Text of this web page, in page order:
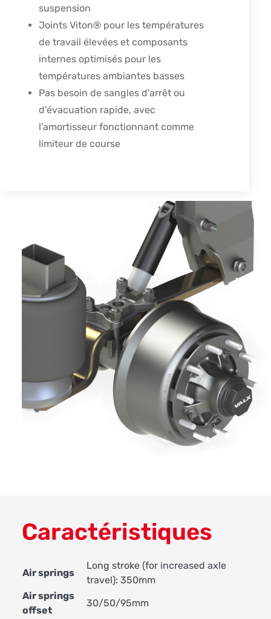
suspension
Joints Viton® pour les températures
de travail élevées et composants
internes optimisés pour les
températures ambiantes basses
Pas besoin de sangles d'arrêt ou
d'évacuation rapide, avec
l'amortisseur fonctionnant comme
limiteur de course
Caractéristiques
Air springs
Long stroke (for increased axle
travel): 350mm
Air springs
offset
30/50/95mm